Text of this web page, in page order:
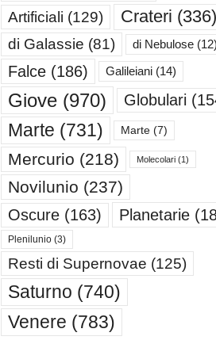
Artificiali (129) Crateri (336)
di Galassie (81) di Nebulose(12)
Falce(186) Galileiani(14)
Giove(970) Globulari
Marte (731) Marte(7)
Mercurio (218) Molecolari(1)
Novilunio (237)
Oscure(163) Planetarie
Plenilunio(3)
Resti di Supernovae (125)
Saturno (740)
Venere (783)